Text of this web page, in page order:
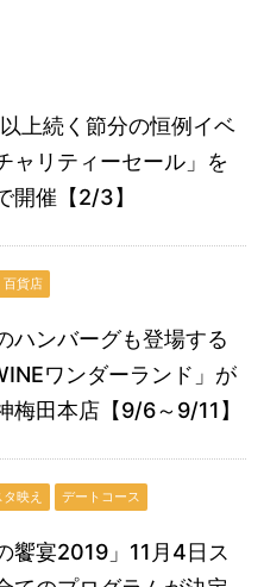
上続く節分の恒例イベ
ャリティーセール」を
開催【2/3】
百貨店
ハンバーグも登場する
ワンダーランド」が
梅田本店【9/6～9/11】
映え デートコース
饗宴2019」11月4日ス